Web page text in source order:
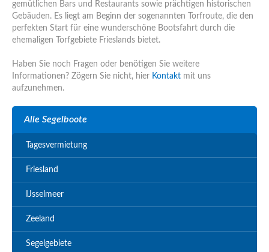
gemütlichen Bars und Restaurants sowie prächtigen historischen
Gebäuden. Es liegt am Beginn der sogenannten Torfroute, die den
perfekten Start für eine wunderschöne Bootsfahrt durch die
ehemaligen Torfgebiete Frieslands bietet.
Haben Sie noch Fragen oder benötigen Sie weitere
Informationen? Zögern Sie nicht, hier Kontakt mit uns
aufzunehmen.
Alle Segelboote
Tagesvermietung
Friesland
IJsselmeer
Zeeland
Segelgebiete